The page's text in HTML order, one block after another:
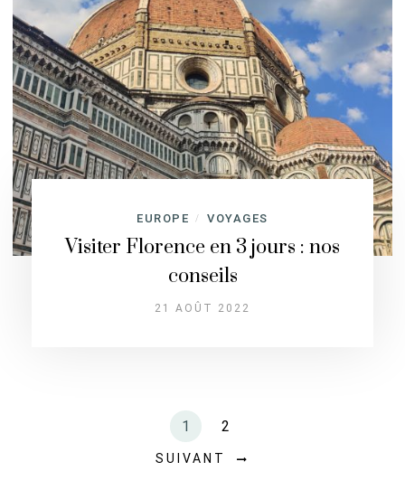
EUROPE / VOYAGES
Visiter Florence en 3 jours : nos
conseils
21 AOÛT 2022
1 2
SUIVANT